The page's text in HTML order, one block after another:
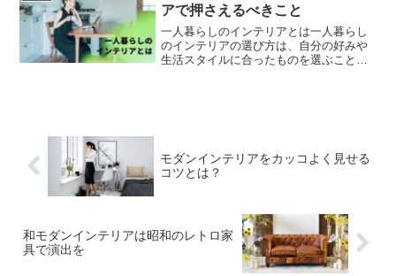
アで押さえるべきこと
一人暮らしのインテリアとは一人暮らし
のインテリアの選び方は、自分の好みや
生活スタイルに合ったものを選ぶことが
モダンインテリアをカッコよく見せる
コツとは？
和モダンインテリアは昭和のレトロ家
具で演出を